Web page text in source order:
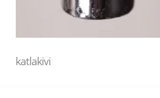
katlakivi